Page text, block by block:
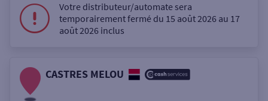
Autour de moi
Ville / Code postal
Votre distributeur/automate sera
temporairement fermé du 15 août 2026 au 17
août 2026 inclus
CASTRES MELOU